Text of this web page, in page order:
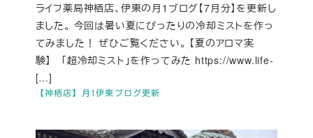
【神栖店】月1伊東ブログ更新
ライフ薬局神栖店、伊東の月1ブログ【7月分】を更新し
ました。 今回は暑い夏にぴったりの冷却ミストを作っ
てみました！ ぜひご覧ください。 【夏のアロマ実
験】 「超冷却ミスト」を作ってみた https://www.life-
[…]